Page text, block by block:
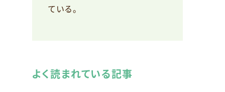
ている。
よく読まれている記事